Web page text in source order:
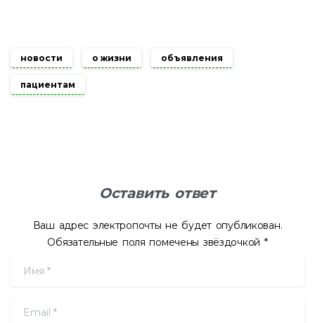
новости о жизни объявления
пациентам
Оставить ответ
Ваш адрес электропочты не будет опубликован.
Обязательные поля помечены звёздочкой *
Email